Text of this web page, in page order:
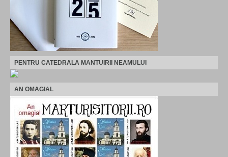
PENTRU CATEDRALA MANTUIRII NEAMULUI
AN OMAGIAL